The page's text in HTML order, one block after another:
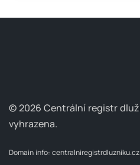
© 2026 Centrální registr
vyhrazena.
Domain info: centralniregistrdluzniku.cz